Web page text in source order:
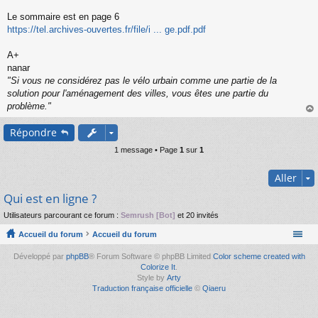
s
g
n
o
n
u
Le sommaire est en page 6
https://tel.archives-ouvertes.fr/file/i ... ge.pdf.pdf
A+
nanar
"Si vous ne considérez pas le vélo urbain comme une partie de la
solution pour l'aménagement des villes, vous êtes une partie du
problème."
au
Répondre
1 message • Page 1 sur 1
Aller
Qui est en ligne ?
Utilisateurs parcourant ce forum : Semrush [Bot] et 20 invités
Accueil du forum Accueil du forum
Développé par phpBB® Forum Software © phpBB Limited Color scheme created with
Colorize It
Style by Arty
Traduction française officielle © Qiaeru